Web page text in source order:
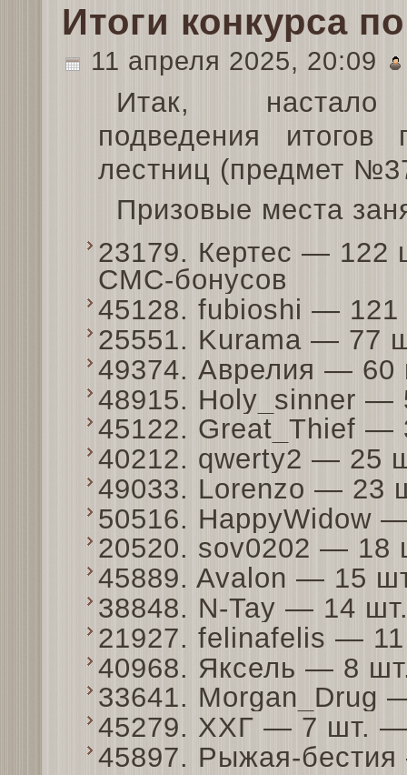
Итоги конкурса
11 апреля 2025, 20:09
Итак,
подведения итогов
лестниц (предмет
Призовые места
23179. Кертес — 122
СМС-бонусов
45128. fubioshi —
25551. Kurama — 77
49374. Аврелия —
48915. Holy_sinner
45122. Great_Thief
40212. qwerty2 — 25
49033. Lorenzo — 23
50516. HappyWidow
20520. sov0202 —
45889. Avalon — 15
38848. N-Tay — 14
21927. felinafelis —
40968. Яксель — 8
33641.
45279. ХХГ — 7 шт.
45897. Рыжая-